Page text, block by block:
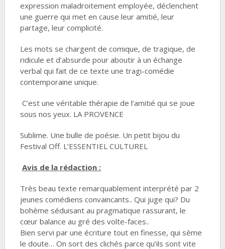
expression maladroitement employée, déclenchent
une guerre qui met en cause leur amitié, leur
partage, leur complicité.
Les mots se chargent de comique, de tragique, de
ridicule et d’absurde pour aboutir à un échange
verbal qui fait de ce texte une tragi-comédie
contemporaine unique.
C’est une véritable thérapie de l’amitié qui se joue
sous nos yeux. LA PROVENCE
Sublime. Une bulle de poésie. Un petit bijou du
Festival Off. L’ESSENTIEL CULTUREL
Avis de la rédaction :
Très beau texte remarquablement interprété par 2
jeunes comédiens convaincants.. Qui juge qui? Du
bohème séduisant au pragmatique rassurant, le
cœur balance au gré des volte-faces..
Bien servi par une écriture tout en finesse, qui sème
le doute… On sort des clichés parce qu’ils sont vite